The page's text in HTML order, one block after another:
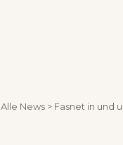
Alle News > Fasnet in und